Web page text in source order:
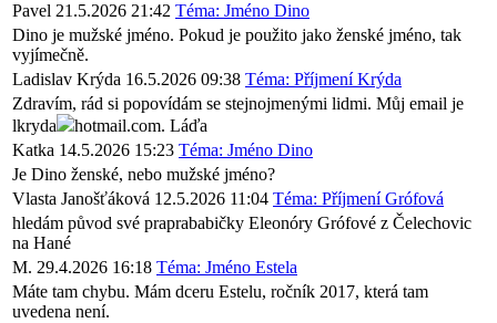
Pavel 21.5.2026 21:42 Téma: Jméno Dino
Dino je mužské jméno. Pokud je použito jako ženské jméno, tak
vyjímečně.
Ladislav Krýda 16.5.2026 09:38 Téma: Příjmení Krýda
Zdravím, rád si popovídám se stejnojmenými lidmi. Můj email je
lkryda
hotmail.com. Láďa
Katka 14.5.2026 15:23 Téma: Jméno Dino
Je Dino ženské, nebo mužské jméno?
Vlasta Janošťáková 12.5.2026 11:04 Téma: Příjmení Grófová
hledám původ své praprababičky Eleonóry Grófové z Čelechovic
na Hané
M. 29.4.2026 16:18 Téma: Jméno Estela
Máte tam chybu. Mám dceru Estelu, ročník 2017, která tam
uvedena není.